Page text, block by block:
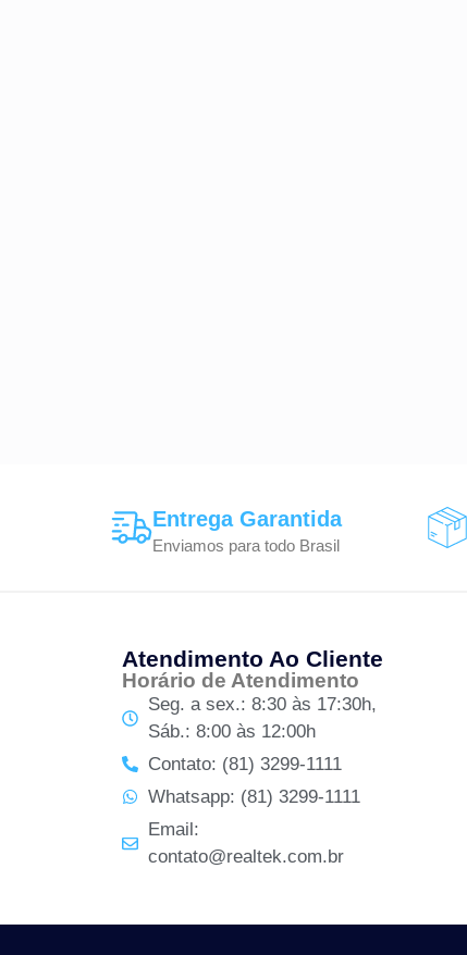
Entrega Garantida
Enviamos para todo Brasil
Atendimento Ao Cliente
Horário de Atendimento
Seg. a sex.: 8:30 às 17:30h,
Sáb.: 8:00 às 12:00h
Contato: (81) 3299-1111
Whatsapp: (81) 3299-1111
Email:
contato@realtek.com.br